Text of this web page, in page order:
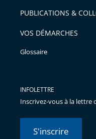
PUBLICATIONS &
VOS DÉMARCHES
Glossaire
INFOLETTRE
Inscrivez-vous à la lettre
S'inscrire